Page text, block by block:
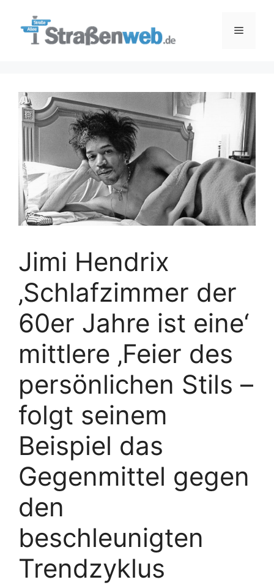
Menü
Jimi Hendrix
‚Schlafzimmer der
60er Jahre ist eine‘
mittlere ‚Feier des
persönlichen Stils –
folgt seinem
Beispiel das
Gegenmittel gegen
den
beschleunigten
Trendzyklus